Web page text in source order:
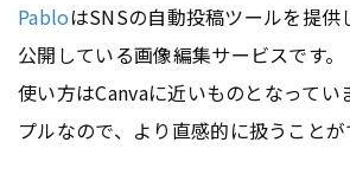
PabloはSNSの自動投稿ツールを提
公開している画像編集サービスです。
使い方はCanvaに近いものとなってい
プルなので、より直感的に扱うことが